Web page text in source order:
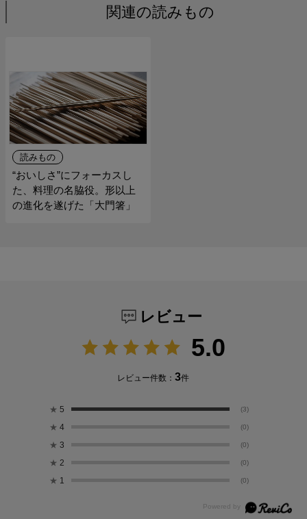
関連の読みもの
読みもの
“おいしさ”にフォーカスし
た、料理の名脇役。形以上
の進化を遂げた「大門箸」
レビュー
5.0
レビュー件数：3件
★ 5 (3)
★ 4 (0)
★ 3 (0)
★ 2 (0)
★ 1 (0)